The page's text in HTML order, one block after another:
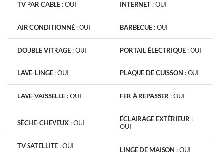
TV PAR CABLE :OUI INTERNET :OUI
AIR CONDITIONNÉ :OUI
DOUBLE VITRAGE :OUI
BARBECUE :OUI
PORTAIL ÉLECTRIQUE :OUI
LAVE-LINGE :OUI
LAVE-VAISSELLE :OUI
PLAQUE DE CUISSON :OUI
FER À REPASSER :OUI
SÈCHE-CHEVEUX :OUI
TV SATELLITE :OUI
ÉCLAIRAGE EXTÉRIEUR :
OUI
LINGE DE MAISON :OUI